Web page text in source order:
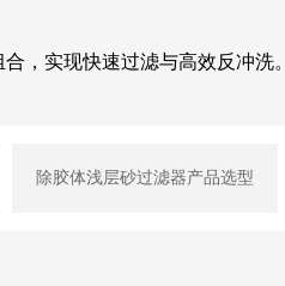
，实现快速过滤与高效反冲洗
除胶体浅层砂过滤器产品选型